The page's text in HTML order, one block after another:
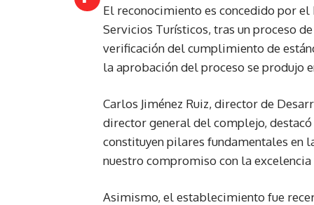
El reconocimiento es concedido por
Servicios Turísticos, tras un proceso
verificación del cumplimiento de
la aprobación del proceso se produjo
Carlos Jiménez Ruiz, director de
director general del complejo,
constituyen pilares fundamentales en
nuestro compromiso con la
Asimismo, el establecimiento fue